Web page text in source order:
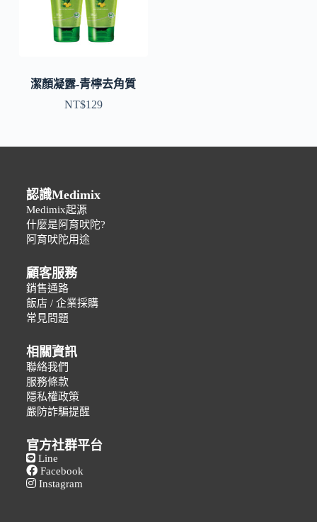
潔顏凝露-青檸去角質
NT$129
認識Medimix
Medimix起源
什麼是阿育吠陀?
阿育吠陀用途
顧客服務
銷售通路
飯店 / 企業採購
常見問題
相關資訊
聯絡我們
服務條款
隱私權政策
嚴防詐騙提醒
官方社群平台
Line
Facebook
Instagram